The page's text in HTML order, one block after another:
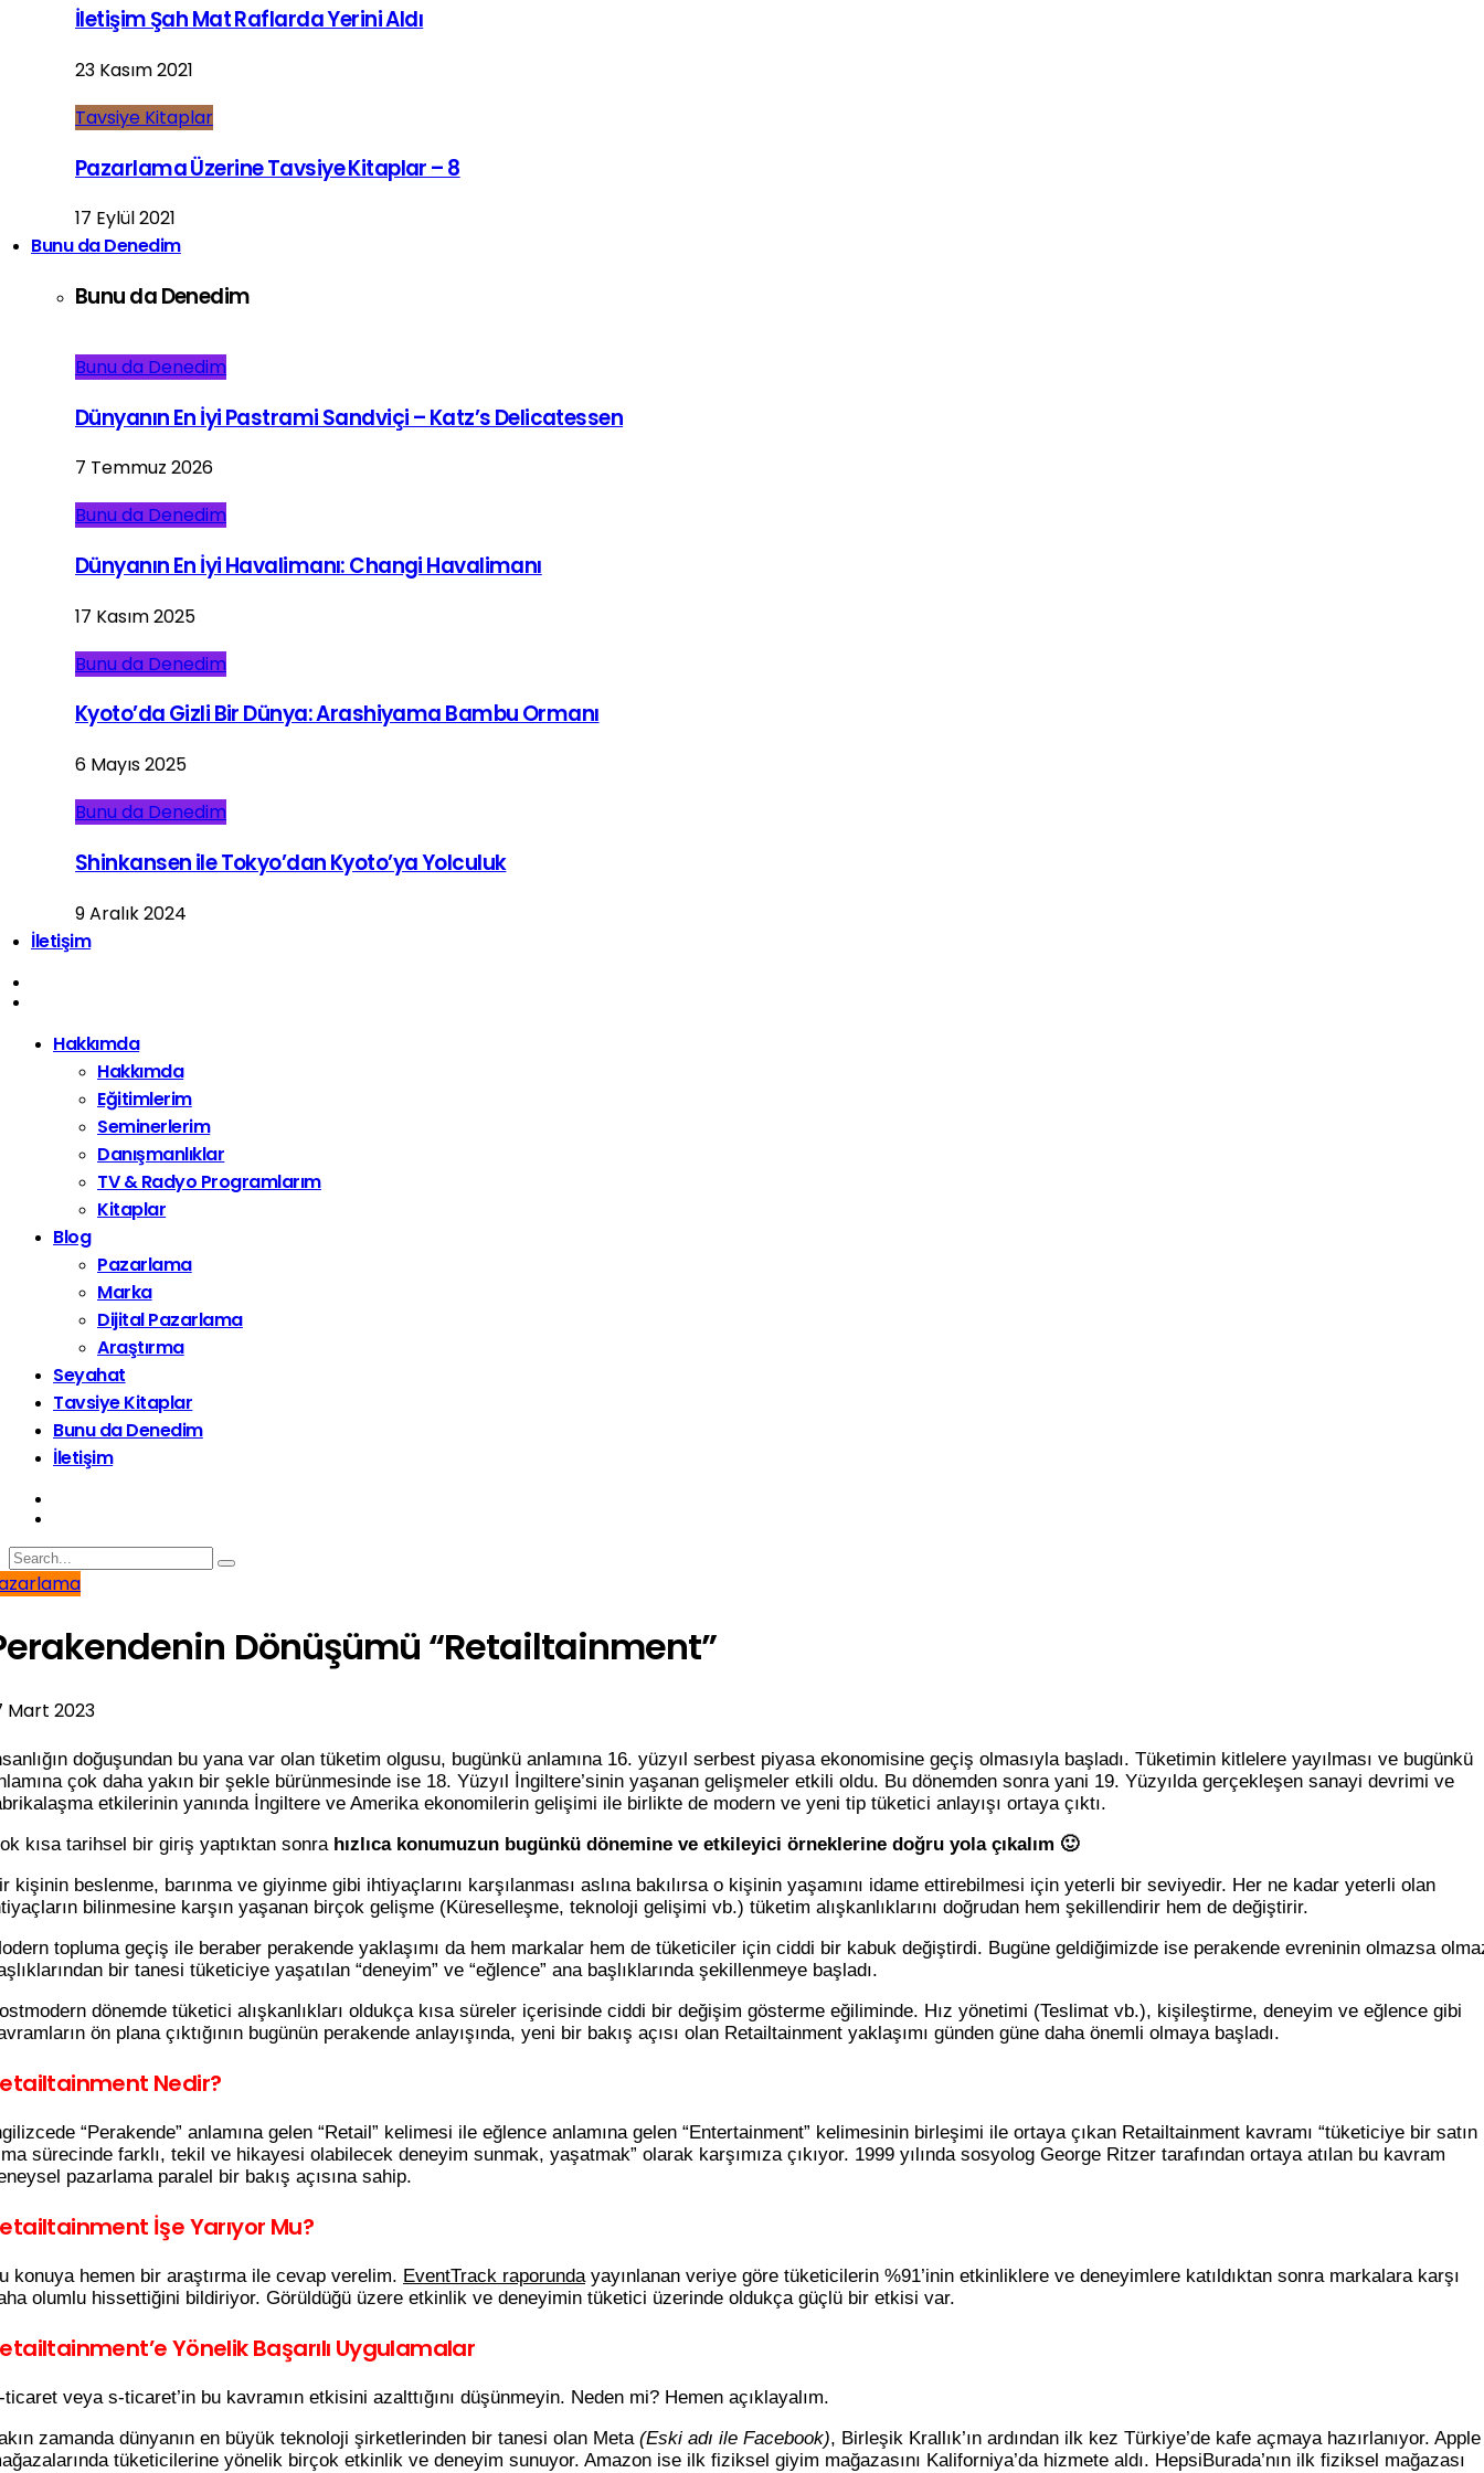
İletişim Şah Mat Raflarda Yerini Aldı
23 Kasım 2021
Tavsiye Kitaplar
Pazarlama Üzerine Tavsiye Kitaplar – 8
17 Eylül 2021
Bunu da Denedim
Bunu da Denedim
Bunu da Denedim
Dünyanın En İyi Pastrami Sandviçi – Katz’s Delicatessen
7 Temmuz 2026
Bunu da Denedim
Dünyanın En İyi Havalimanı: Changi Havalimanı
17 Kasım 2025
Bunu da Denedim
Kyoto’da Gizli Bir Dünya: Arashiyama Bambu Ormanı
6 Mayıs 2025
Bunu da Denedim
Shinkansen ile Tokyo’dan Kyoto’ya Yolculuk
9 Aralık 2024
İletişim
Hakkımda
Hakkımda
Eğitimlerim
Seminerlerim
Danışmanlıklar
TV & Radyo Programlarım
Kitaplar
Blog
Pazarlama
Marka
Dijital Pazarlama
Araştırma
Seyahat
Tavsiye Kitaplar
Bunu da Denedim
İletişim
Dönüşümü “Retailtainment”
Mart 2023
doğuşundan bu yana var olan tüketim olgusu, bugünkü anlamına 16. yüzyıl serbest piyasa ekonomisine geçiş olmasıyla başladı. Tüketimin kitlelere yayılması ve bugünkü
çok daha yakın bir şekle bürünmesinde ise 18. Yüzyıl İngiltere’sinin yaşanan gelişmeler etkili oldu. Bu dönemden sonra yani 19. Yüzyılda gerçekleşen sanayi devrimi ve
etkilerinin yanında İngiltere ve Amerika ekonomilerin gelişimi ile birlikte de modern ve yeni tip tüketici anlayışı ortaya çıktı.
kısa tarihsel bir giriş yaptıktan sonra hızlıca konumuzun bugünkü dönemine ve etkileyici örneklerine doğru yola çıkalım 🙂
kişinin beslenme, barınma ve giyinme gibi ihtiyaçlarını karşılanması aslına bakılırsa o kişinin yaşamını idame ettirebilmesi için yeterli bir seviyedir. Her ne kadar yeterli olan
bilinmesine karşın yaşanan birçok gelişme (Küreselleşme, teknoloji gelişimi vb.) tüketim alışkanlıklarını doğrudan hem şekillendirir hem de değiştirir.
topluma geçiş ile beraber perakende yaklaşımı da hem markalar hem de tüketiciler için ciddi bir kabuk değiştirdi. Bugüne geldiğimizde ise perakende evreninin olmazsa
bir tanesi tüketiciye yaşatılan “deneyim” ve “eğlence” ana başlıklarında şekillenmeye başladı.
dönemde tüketici alışkanlıkları oldukça kısa süreler içerisinde ciddi bir değişim gösterme eğiliminde. Hız yönetimi (Teslimat vb.), kişileştirme, deneyim ve eğlence gibi
ön plana çıktığının bugünün perakende anlayışında, yeni bir bakış açısı olan Retailtainment yaklaşımı günden güne daha önemli olmaya başladı.
Nedir?
“Perakende” anlamına gelen “Retail” kelimesi ile eğlence anlamına gelen “Entertainment” kelimesinin birleşimi ile ortaya çıkan Retailtainment kavramı “tüketiciye bir satın
sürecinde farklı, tekil ve hikayesi olabilecek deneyim sunmak, yaşatmak” olarak karşımıza çıkıyor. 1999 yılında sosyolog George Ritzer tarafından ortaya atılan bu kavram
pazarlama paralel bir bakış açısına sahip.
İşe Yarıyor Mu?
konuya hemen bir araştırma ile cevap verelim. EventTrack raporundayayınlanan veriye göre tüketicilerin %91’inin etkinliklere ve deneyimlere katıldıktan sonra markalara karşı
olumlu hissettiğini bildiriyor. Görüldüğü üzere etkinlik ve deneyimin tüketici üzerinde oldukça güçlü bir etkisi var.
Yönelik Başarılı Uygulamalar
ticaret veya s-ticaret’in bu kavramın etkisini azalttığını düşünmeyin. Neden mi? Hemen açıklayalım.
zamanda dünyanın en büyük teknoloji şirketlerinden bir tanesi olan Meta (Eski adı ile Facebook), Birleşik Krallık’ın ardından ilk kez Türkiye’de kafe açmaya hazırlanıyor. Apple
tüketicilerine yönelik birçok etkinlik ve deneyim sunuyor. Amazon ise ilk fiziksel giyim mağazasını Kaliforniya’da hizmete aldı. HepsiBurada’nın ilk fiziksel mağazası